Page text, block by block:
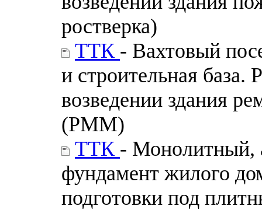
ростверка)
ТТК - Вахтовый
и строительная база.
возведении здания
(РММ)
ТТК - Монолитный,
фундамент жилого
подготовки под